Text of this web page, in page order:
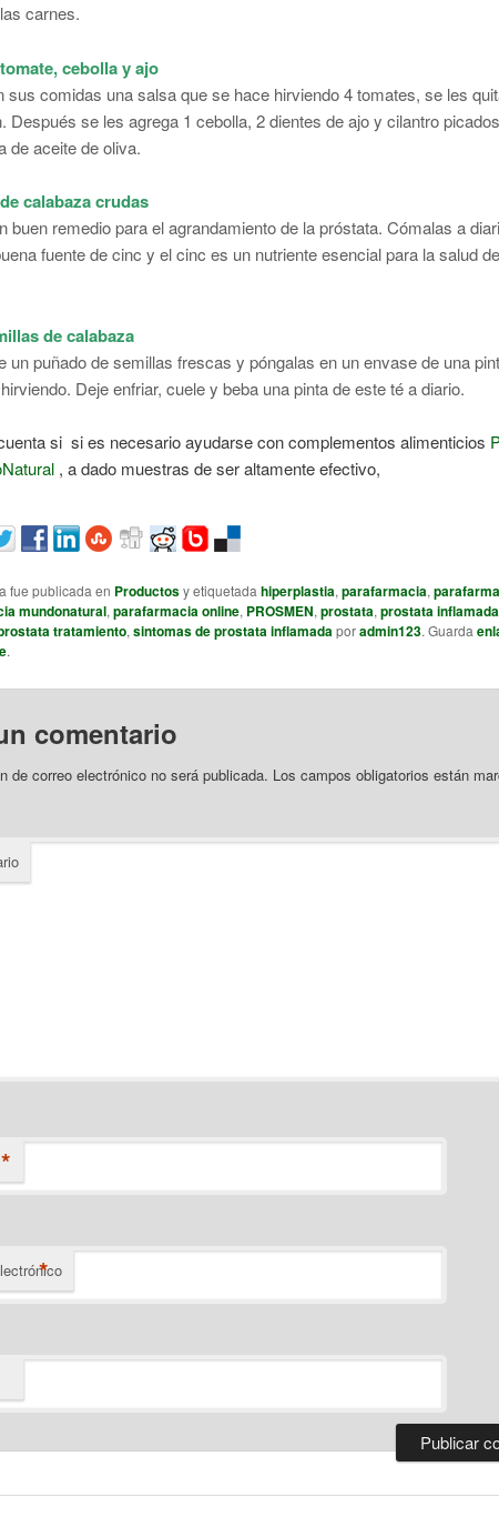
carnes.
cebolla y ajo
sus comidas una salsa que se hace hirviendo 4 tomates, se les
Después se les agrega 1 cebolla, 2 dientes de ajo y cilantro
de aceite de oliva.
calabaza crudas
buen remedio para el agrandamiento de la próstata. Cómalas a
fuente de cinc y el cinc es un nutriente esencial para la salud
de calabaza
un puñado de semillas frescas y póngalas en un envase de una
Deje enfriar, cuele y beba una pinta de este té a diario.
si si es necesario ayudarse con complementos alimenticios
, a dado muestras de ser altamente efectivo,
fue publicada en Productosy etiquetada hiperplastia, parafarmacia,
mundonatural, parafarmacia online, PROSMEN, prostata, prostata inflamada
tratamiento, sintomas de prostata inflamadaporadmin123. Guarda
.
comentario
de correo electrónico no será publicada. Los campos obligatorios están
*
*